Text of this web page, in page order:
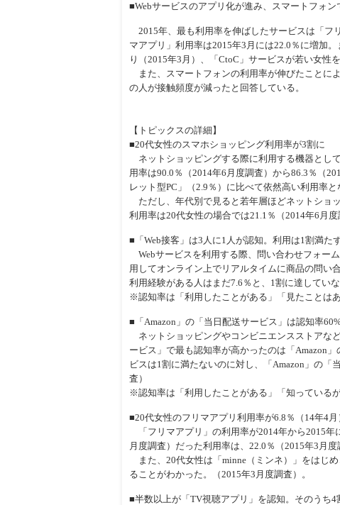
■Webサービスのアプリ化が進み、スマートフォン
2015年、最も利用率を伸ばしたサービスは「フ
マアプリ」利用率は2015年3月には22.0％に増加
り（2015年3月）、「CtoC」サービスが若い女性
また、スマートフォンの利用率が伸びたことに
の人が接触頻度が減ったと回答している。
【トピックスの詳細】
■20代女性のスマホショッピング利用率が3割に
ネットショッピングする際に利用する機器とし
用率は90.0％（2014年6月度調査）から86.3％（
レット型PC」（2.9％）に比べて依然高い利用率と
ただし、年代別で見ると若年層ほどネットショ
利用率は20代女性の場合では21.1％（2014年6月
■「Web接客」は3人に1人が認知。利用は1割満た
Webサービスを利用する際、問い合わせフォー
用してオンライン上でリアルタイムに商品の問い
利用経験がある人はまだ7.6％と、1割に達してい
※認知率は「利用したことがある」「見たことは
■「Amazon」の「当日配送サービス」は認知率
ネットショッピングやコンビニエンスストアな
ービス」で最も認知率が高かったのは「Amazon
ビスは1割に満たないのに対し、「Amazon」の「
査）
※認知率は「利用したことがある」「知っている
■20代女性のフリマアプリ利用率が6.8％（14年4
「フリマアプリ」の利用率が2014年から2015年
月度調査）だった利用率は、22.0％（2015年3月度
また、20代女性は「minne（ミンネ）」をはじ
ることがわかった。（2015年3月度調査）。
■半数以上が「TV視聴アプリ」を認知。そのうち4